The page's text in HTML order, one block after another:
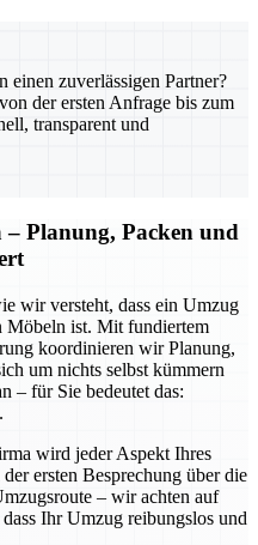
einen zuverlässigen Partner?
der ersten Anfrage bis zum
transparent und
– Planung, Packen und
wir versteht, dass ein Umzug
Möbeln ist. Mit fundiertem
koordinieren wir Planung,
um nichts selbst kümmern
– für Sie bedeutet das:
wird jeder Aspekt Ihres
ersten Besprechung über die
– wir achten auf
Ihr Umzug reibungslos und